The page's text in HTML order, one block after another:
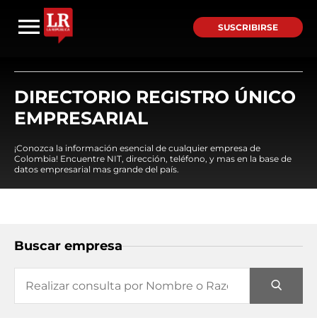
SUSCRIBIRSE
DIRECTORIO REGISTRO ÚNICO
EMPRESARIAL
¡Conozca la información esencial de cualquier empresa de
Colombia! Encuentre NIT, dirección, teléfono, y mas en la base de
datos empresarial mas grande del país.
Buscar empresa